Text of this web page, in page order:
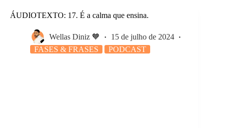
ÁUDIOTEXTO: 17. É a calma que ensina.
Wellas Diniz 🧡
15 de julho de 2024
FASES & FRASES
PODCAST